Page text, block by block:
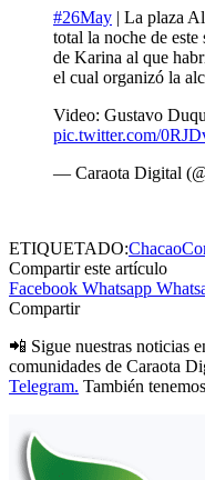
#26May | La plaza
total la noche de
de Karina al que
el cual organizó la
Video: Gustavo
pic.twitter.com/
— Caraota Digital
ETIQUETADO:Chacao
Compartir este artículo
Facebook Whatsapp
Compartir
📲 Sigue nuestras noticias
comunidades de Caraota
Telegram. También